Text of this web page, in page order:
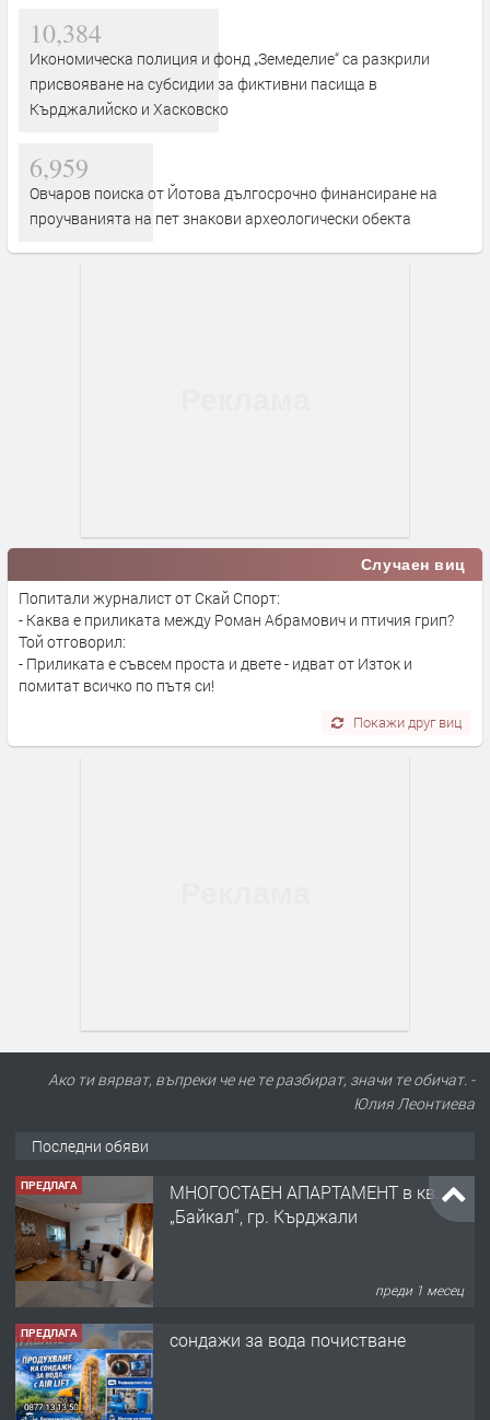
10,384
Икономическа полиция и фонд „Земеделие“ са разкрили
присвояване на субсидии за фиктивни пасища в
Кърджалийско и Хасковско
6,959
Овчаров поиска от Йотова дългосрочно финансиране на
проучванията на пет знакови археологически обекта
Случаен виц
Попитали журналист от Скай Спорт:
- Каква е приликата между Роман Абрамович и птичия грип?
Той отговорил:
- Приликата е съвсем проста и двете - идват от Изток и
помитат всичко по пътя си!
Покажи друг виц
Ако ти вярват, въпреки че не те разбират, значи те обичат. -
Юлия Леонтиева
Последни обяви
ПРЕДЛАГА
МНОГОСТАЕН АПАРТАМЕНТ в кв.
„Байкал“, гр. Кърджали
преди 1 месец
ПРЕДЛАГА сондажи за вода почистване